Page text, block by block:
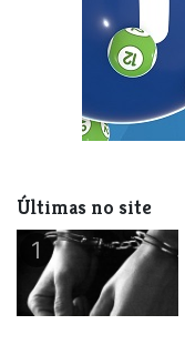
Últimas no site
1